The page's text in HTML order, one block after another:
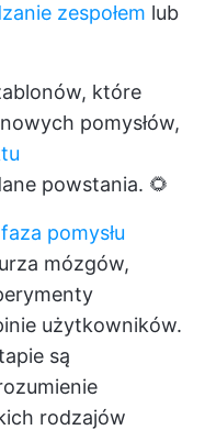
zespołem lub
które
pomysłów,
powstania. 🌻
faza pomysłu
mózgów,
użytkowników.
są
rodzajów